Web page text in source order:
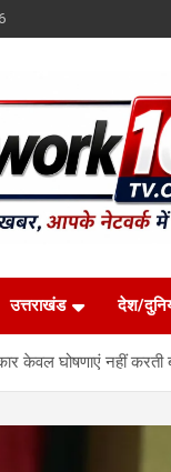
उत्तराखंड देश/
केवल घोषणाएं नहीं करती